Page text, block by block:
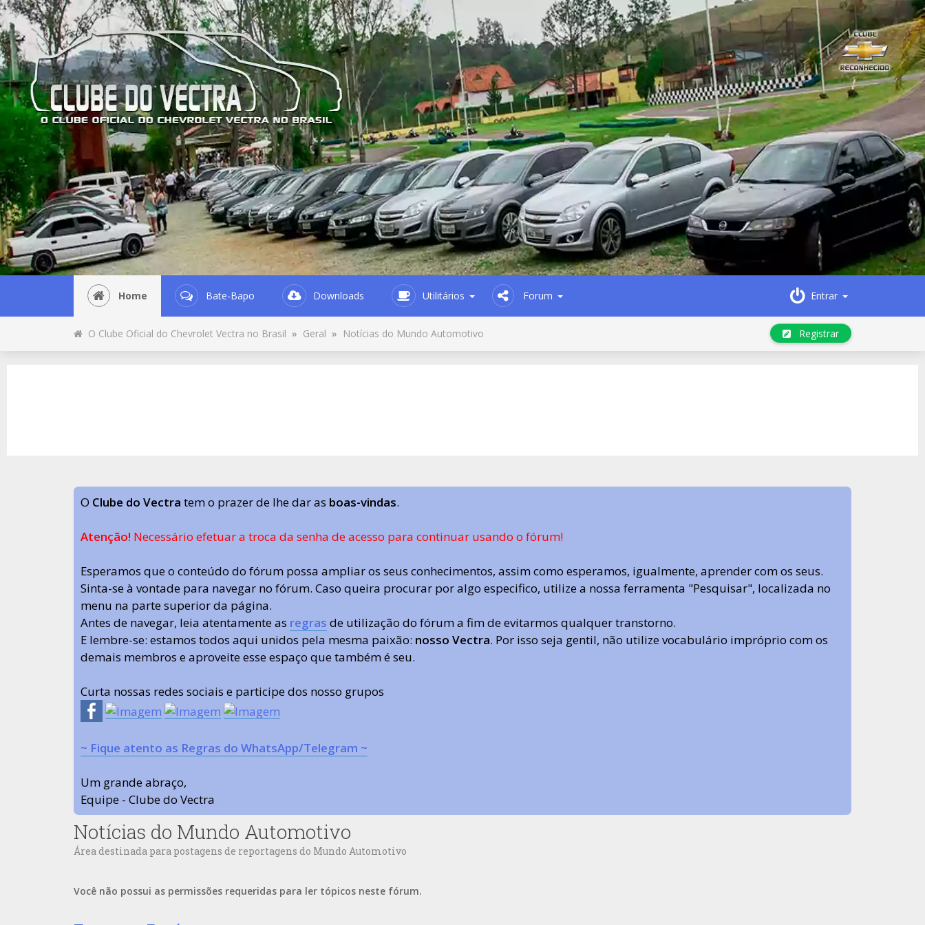
Home Bate-Bapo Downloads Utilitários Forum Entrar
O Clube Oficial do Chevrolet Vectra no Brasil » Geral » Notícias do Mundo Automotivo Registrar
O Clube do Vectra tem o prazer de lhe dar as boas-vindas.
Atenção! Necessário efetuar a troca da senha de acesso para continuar usando o fórum!
Esperamos que o conteúdo do fórum possa ampliar os seus conhecimentos, assim como esperamos, igualmente, aprender com os seus.
Sinta-se à vontade para navegar no fórum. Caso queira procurar por algo especifico, utilize a nossa ferramenta "Pesquisar", localizada no
menu na parte superior da página.
Antes de navegar, leia atentamente as regras de utilização do fórum a fim de evitarmos qualquer transtorno.
E lembre-se: estamos todos aqui unidos pela mesma paixão: nosso Vectra. Por isso seja gentil, não utilize vocabulário impróprio com os
demais membros e aproveite esse espaço que também é seu.
Curta nossas redes sociais e participe dos nosso grupos
~ Fique atento as Regras do WhatsApp/Telegram ~
Um grande abraço,
Equipe - Clube do Vectra
Notícias do Mundo Automotivo
Área destinada para postagens de reportagens do Mundo Automotivo
Você não possui as permissões requeridas para ler tópicos neste fórum.